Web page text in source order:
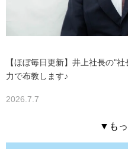
【ほぼ毎日更新】井上社長の"
力で布教します♪
2026.7.7
▼も